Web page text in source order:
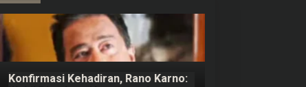
Konfirmasi Kehadiran, Rano Karno: